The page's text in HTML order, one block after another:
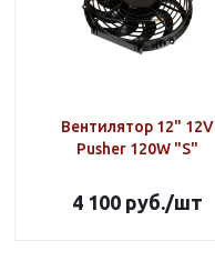
Вентилятор 12" 12V
Pusher 120W "S"
4 100руб./шт